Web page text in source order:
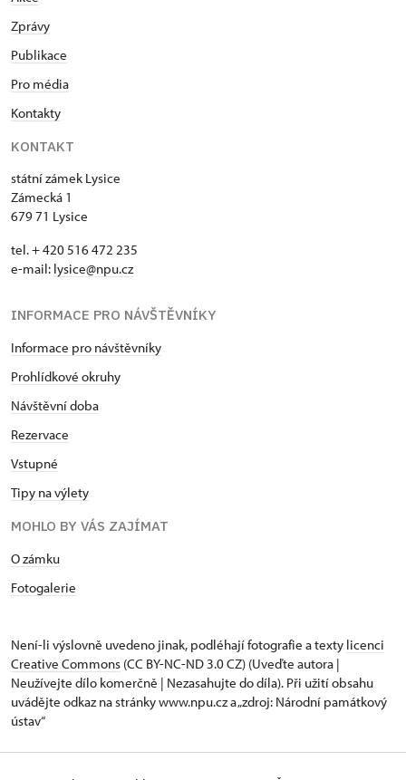
Zprávy
Publikace
Pro média
Kontakty
KONTAKT
státní zámek Lysice
Zámecká 1
679 71 Lysice
tel. + 420 516 472 235
e-mail: ​lysice@npu.cz
INFORMACE PRO NÁVŠTĚVNÍKY
Informace pro návštěvníky
Prohlídkové okruhy
Návštěvní doba
Rezervace
Vstupné
Tipy na výlety
MOHLO BY VÁS ZAJÍMAT
O zámku
Fotogalerie
Není-li výslovně uvedeno jinak, podléhají fotografie a texty licenci
Creative Commons (CC BY-NC-ND 3.0 CZ) (Uveďte autora |
Neužívejte dílo komerčně | Nezasahujte do díla). Při užití obsahu
uvádějte odkaz na stránky www.npu.cz a „zdroj: Národní památkový
ústav“